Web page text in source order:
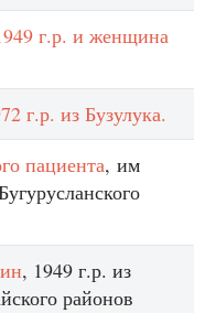
г.р. и женщина
г.р. из Бузулука.
пациента, им
, 1949 г.р. из
районов